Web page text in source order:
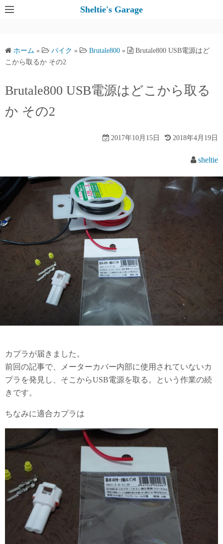
コ
キ
ッ
Sheltie's Garage
ホーム » バイク » Brutale800 »
Brutale800 USB電源はど
こから取るか その2
Brutale800 USB電源はどこから取る
か その2
2017年10月15日 2018年4月19日
sheltie
カプラが届きました。
前回の記事で、メーターカバー内部に使用されていないカ
プラを発見し、そこからUSB電源を取る。という作業の続
きです。
ちなみに適合カプラは